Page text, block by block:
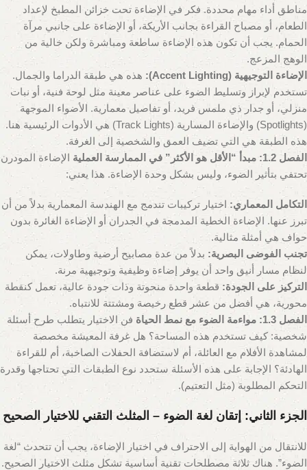
مناطق أداء مهام محددة. فكر في الإضاءة تحت خزائن المطبخ لإعداد
الطعام، أو مصباح القراءة بجانب الأريكة، أو الإضاءة على جانبي مرآة
الحمام. يجب أن تكون هذه الإضاءة ساطعة ومباشرة ولكن خالية من
الوهج المزعج.
الإضاءة التوجيهية (Accent Lighting):
هذه هي طبقة الدراما والجمال.
تستخدم لإبراز وتسليط الضوء على عناصر معينة مثل لوحة فنية، أو نبات
منزلي، أو جدار ذي ملمس فريد، أو تفاصيل معمارية. الأضواء الموجهة
(Spotlights) والإضاءة المسارية (Track Lights) هي الأدوات الرئيسية هنا.
هذه الطبقة هي التي تضيف العمق والشخصية إلى الغرفة.
الفصل 1.2: مبدأ “الأقل هو الأكثر” في الممارسة العملية
الإضاءة المودرن
تحتفي بتأثير الضوء، وليس بشكل وحدة الإضاءة. هذا يعني:
التكامل المعماري: اختيار تركيبات تندمج مع الهندسة المعمارية بدلاً من أن
تبرز عنها. الإضاءة الخطية المدمجة في الجدران أو الإضاءة الغائرة بدون
حواف هي أمثلة مثالية.
تجنب الفوضى البصرية: بدلاً من عدة مصابيح أرضية وطاولات، يمكن
لنظام مسار أنيق واحد أن يوفر إضاءة وظيفية وتوجيهية مرنة.
التركيز على الجودة: قطعة واحدة منحوتة وذات جودة عالية، تعمل كنقطة
محورية، هي أفضل من عشر قطع رخيصة ومشتتة للانتباه.
الفصل 1.3: مواءمة الضوء مع نمط الحياة
فن الاختيار يتطلب طرح أسئلة
شخصية: كيف تستخدم هذه المساحة؟ هل غرفة المعيشة مخصصة
لمشاهدة الأفلام مع العائلة، أم لاستضافة الحفلات الصاخبة، أم للقراءة
الهادئة؟ الإجابة على هذه الأسئلة ستحدد نوع الطبقات التي تحتاجها وقدرة
التحكم المطلوبة (مثل التعتيم).
الجزء الثاني: إتقان لغة الضوء – المثلث التقني للاختيار الصحيح
للانتقال من الهواية إلى الاحتراف في اختيار الإضاءة، يجب أن تتحدث “لغة
الضوء”. هناك ثلاثة مصطلحات تقنية أساسية تشكل مثلث الاختيار الصحيح.